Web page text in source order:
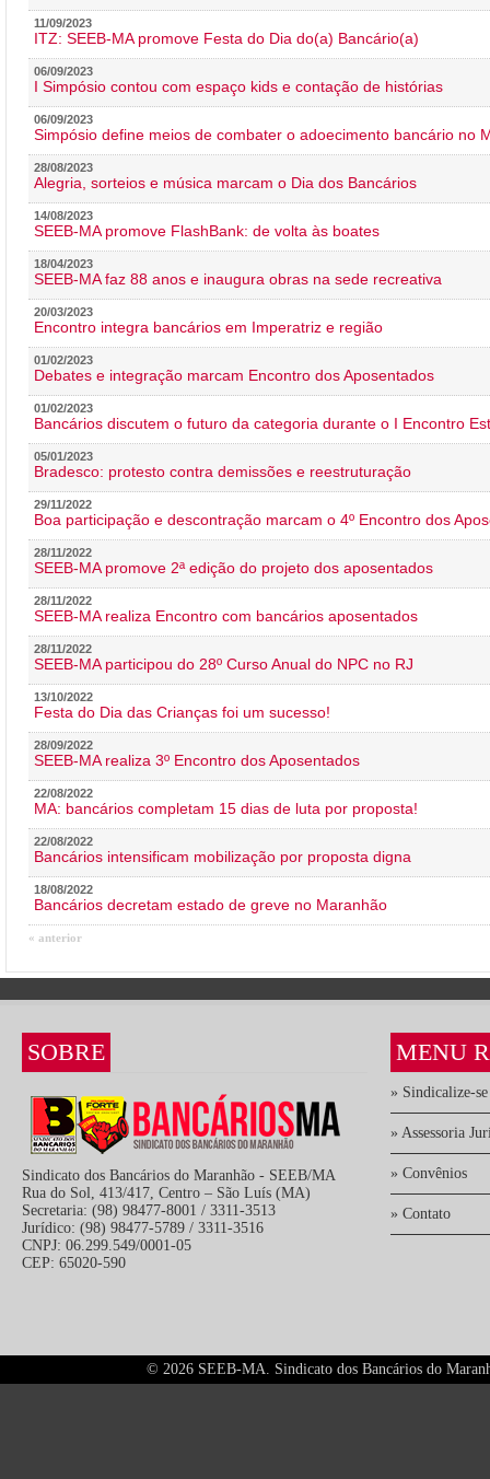
11/09/2023
ITZ: SEEB-MA promove Festa do Dia do(a) Bancário(a)
06/09/2023
I Simpósio contou com espaço kids e contação de histórias
06/09/2023
Simpósio define meios de combater o adoecimento bancário no
28/08/2023
Alegria, sorteios e música marcam o Dia dos Bancários
14/08/2023
SEEB-MA promove FlashBank: de volta às boates
18/04/2023
SEEB-MA faz 88 anos e inaugura obras na sede recreativa
20/03/2023
Encontro integra bancários em Imperatriz e região
01/02/2023
Debates e integração marcam Encontro dos Aposentados
01/02/2023
Bancários discutem o futuro da categoria durante o I Encontro
05/01/2023
Bradesco: protesto contra demissões e reestruturação
29/11/2022
Boa participação e descontração marcam o 4º Encontro dos
28/11/2022
SEEB-MA promove 2ª edição do projeto dos aposentados
28/11/2022
SEEB-MA realiza Encontro com bancários aposentados
28/11/2022
SEEB-MA participou do 28º Curso Anual do NPC no RJ
13/10/2022
Festa do Dia das Crianças foi um sucesso!
28/09/2022
SEEB-MA realiza 3º Encontro dos Aposentados
22/08/2022
MA: bancários completam 15 dias de luta por proposta!
22/08/2022
Bancários intensificam mobilização por proposta digna
18/08/2022
Bancários decretam estado de greve no Maranhão
« anterior
SOBRE
Sindicato dos Bancários do Maranhão - SEEB/MA
Rua do Sol, 413/417, Centro – São Luís (MA)
Secretaria: (98) 98477-8001 / 3311-3513
Jurídico: (98) 98477-5789 / 3311-3516
CNPJ: 06.299.549/0001-05
CEP: 65020-590
MENU
» Sindicalize-se
» Assessoria
» Convênios
» Contato
© 2026 SEEB-MA. Sindicato dos Bancários do